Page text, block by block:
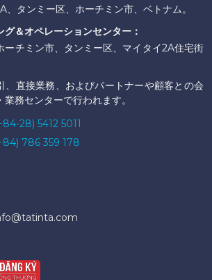
タンミー区、ホーチミン市、ベトナム。
グ＆オペレーションセンター：
ーチミン市、タンミー区、マイタイ2A住宅街
、直接業務、およびパートナーや顧客との会
務センターで行われます。
28) 5412 5011
786 359 178